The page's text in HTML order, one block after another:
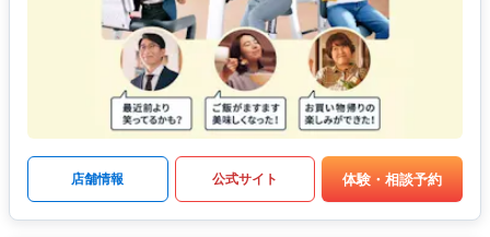
店舗情報 公式サイト 体験・相談予約